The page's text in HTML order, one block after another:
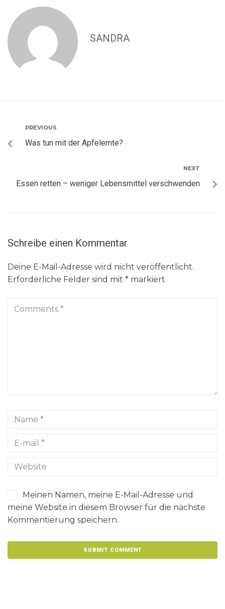
SANDRA
PREVIOUS
Was tun mit der Apfelernte?
NEXT
Essen retten – weniger Lebensmittel verschwenden
Schreibe einen Kommentar
Deine E-Mail-Adresse wird nicht veröffentlicht.
Erforderliche Felder sind mit * markiert
Meinen Namen, meine E-Mail-Adresse und
meine Website in diesem Browser für die nächste
Kommentierung speichern.